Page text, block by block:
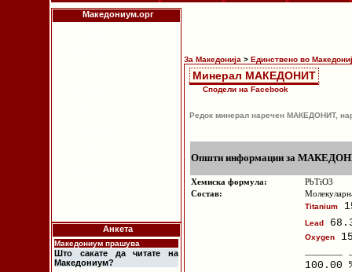
Македониум.орг
Анкета
Македониум прашува
Што сакате да читате на
Македониум?
За Македонија > Единствено во
Минерал МАКЕДОНИТ
Сподели на Facebook
Редок минерал наречен МАКЕДОНИТ,
Општи информации за
Хемиска формула:
PbTiO3
Состав:
Titanium
Lead
Oxygen
100.00